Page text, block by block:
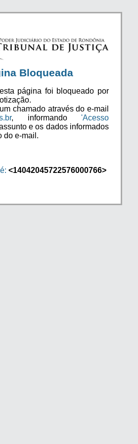
Bloqueada
página foi bloqueado por
chamado através do e-mail
, informando 'Acesso
e os dados informados
do e-mail.
<14042045722576000766>